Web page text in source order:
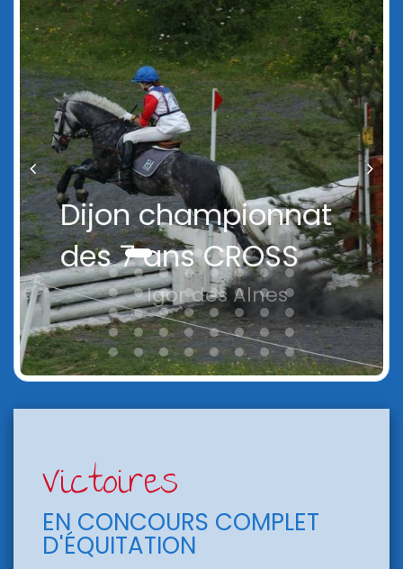
Dijon championnat
des 7 ans CROSS
Igor des Alnes
Victoires
EN CONCOURS COMPLET
D'ÉQUITATION